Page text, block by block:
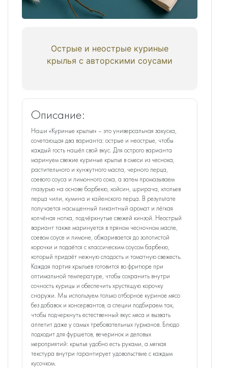
Острые и неострые куриные
крылья с авторскими соусами
Описание:
Наши «Куриные крылья» – это универсальная закуска,
сочетающая два варианта: острые и неострые, чтобы
каждый гость нашёл свой вкус. Для острого варианта
маринуем свежие куриные крылья в смеси из чеснока,
растительного и кунжутного масла, черного перца,
соевого соуса и лимонного сока, а затем промазываем
глазурью на основе барбекю, хойсин, шрирача, хлопьев
перца чили, кумина и кайенского перца. В результате
получается насыщенный пикантный аромат и лёгкая
копчёная нотка, подчёркнутые свежей кинзой. Неострый
вариант также маринуется в пряном чесночном масле,
соевом соусе и лимоне, обжаривается до золотистой
корочки и подаётся с классическим соусом барбекю,
который придаёт нежную сладость и томатную свежесть.
Каждая партия крыльев готовится во фритюре при
оптимальной температуре, чтобы сохранить внутри
сочность курицы и обеспечить хрустящую корочку
снаружи. Мы используем только отборное куриное мясо
без добавок и консервантов, а специи подбираем так,
чтобы подчеркнуть естественный вкус мяса и вызвать
аппетит даже у самых требовательных гурманов. Блюдо
подходит для фуршетов, вечеринок и деловых
мероприятий: крылья удобно есть руками, а мягкая
текстура внутри гарантирует удовольствие с каждым
кусочком.